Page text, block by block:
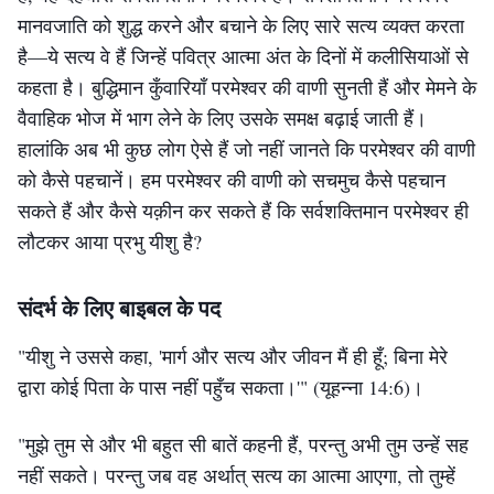
को कैसे स्वीकार करना चाहिए, और तुम्हें परमेश्वर के नए कार्य के
प्रति कैसे समर्पण करना चाहिए। मनुष्य को ऐसा ही करना चाहिए।
चूँकि मनुष्य सत्य नहीं है, और उसके पास भी सत्य नहीं है, इसलिए
उसे खोजना, स्वीकार करना और आज्ञापालन करना चाहिए।
कोई भी मनुष्य परमेश्वर के कार्य को नहीं जानता। वास्तव में, पवित्र
आत्मा के द्वारा कहे गए कथन वही हैं जो देहधारी परमेश्वर द्वारा कहे
गए हैं। पवित्र आत्मा प्रत्यक्ष रूप से मनुष्य से बात नहीं कर सकता;
व्यवस्था के युग में भी, यहोवा ने प्रत्यक्ष रूप से लोगों से बात नहीं की
थी। क्या इस बात की संभावना और भी कम नहीं होगी कि वह आज के
युग में ऐसा करेगा? कार्य करने और वचन बोलने की खातिर परमेश्वर
के लिए देहधारण करना ज़रूरी है; अन्यथा उसका कार्य अपने उद्देश्य
आत्मा को या उन सिद्धान्तों को नहीं जानते जिनके द्वारा परमेश्वर कार्य
करता है। जो मानते हैं कि अब पवित्र आत्मा का युग है, फिर भी
उसके नए कार्य को स्वीकार नहीं करते, वे अस्पष्ट और अमूर्त विश्वास
कार्य प्राप्त नहीं होगा। जो लोग बस चाहते हैं कि पवित्र आत्मा
प्रत्यक्ष रूप से उनसे बात करके अपना कार्य करे और देहधारी
—वचन, खंड 1, परमेश्वर का प्रकटन और कार्य, वो मनुष्य, जिसने परमेश्वर
पवित्र आत्मा का कार्य दिन-ब-दिन बदलता रहता है। वह हर एक
कदम के साथ ऊँचा उठता जाता है, आने वाले कल का प्रकाशन
आज से कहीं ज़्यादा ऊँचा होता है। कदम-दर-कदम ऊपर चढ़ता
जाता है। ऐसे ही कार्य के द्वारा परमेश्वर मनुष्य को पूर्ण करता है। यदि
मानवजाति को शुद्ध करने और बचाने के लिए सारे सत्य व्यक्त करता
है—ये सत्य वे हैं जिन्हें पवित्र आत्मा अंत के दिनों में कलीसियाओं से
कहता है। बुद्धिमान कुँवारियाँ परमेश्वर की वाणी सुनती हैं और मेमने के
वैवाहिक भोज में भाग लेने के लिए उसके समक्ष बढ़ाई जाती हैं।
हालांकि अब भी कुछ लोग ऐसे हैं जो नहीं जानते कि परमेश्वर की वाणी
को कैसे पहचानें। हम परमेश्वर की वाणी को सचमुच कैसे पहचान
सकते हैं और कैसे यक़ीन कर सकते हैं कि सर्वशक्तिमान परमेश्वर ही
लौटकर आया प्रभु यीशु है?
संदर्भ के लिए बाइबल के पद
"यीशु ने उससे कहा, 'मार्ग और सत्य और जीवन मैं ही हूँ; बिना मेरे
द्वारा कोई पिता के पास नहीं पहुँच सकता।'" (यूहन्ना 14:6) ।
"मुझे तुम से और भी बहुत सी बातें कहनी हैं, परन्तु अभी तुम उन्हें सह
नहीं सकते। परन्तु जब वह अर्थात् सत्य का आत्मा आएगा, तो तुम्हें